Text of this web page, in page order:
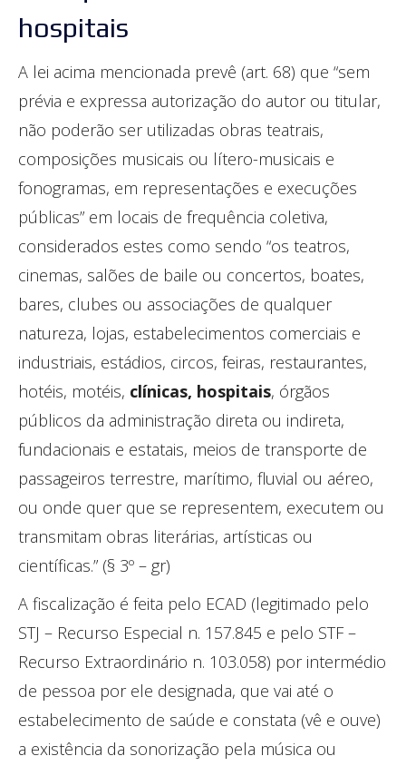
hospitais
A lei acima mencionada prevê (art. 68) que “sem
prévia e expressa autorização do autor ou titular,
não poderão ser utilizadas obras teatrais,
composições musicais ou lítero-musicais e
fonogramas, em representações e execuções
públicas” em locais de frequência coletiva,
considerados estes como sendo “os teatros,
cinemas, salões de baile ou concertos, boates,
bares, clubes ou associações de qualquer
natureza, lojas, estabelecimentos comerciais e
industriais, estádios, circos, feiras, restaurantes,
hotéis, motéis, clínicas, hospitais, órgãos
públicos da administração direta ou indireta,
fundacionais e estatais, meios de transporte de
passageiros terrestre, marítimo, fluvial ou aéreo,
ou onde quer que se representem, executem ou
transmitam obras literárias, artísticas ou
científicas.” (§ 3º – gr)
A fiscalização é feita pelo ECAD (legitimado pelo
STJ – Recurso Especial n. 157.845 e pelo STF –
Recurso Extraordinário n. 103.058) por intermédio
de pessoa por ele designada, que vai até o
estabelecimento de saúde e constata (vê e ouve)
a existência da sonorização pela música ou